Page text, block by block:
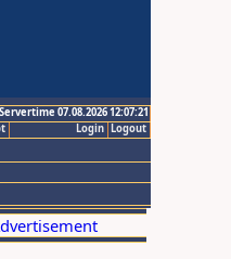
Servertime 07.08.2026 12:07:21
Logout
Login